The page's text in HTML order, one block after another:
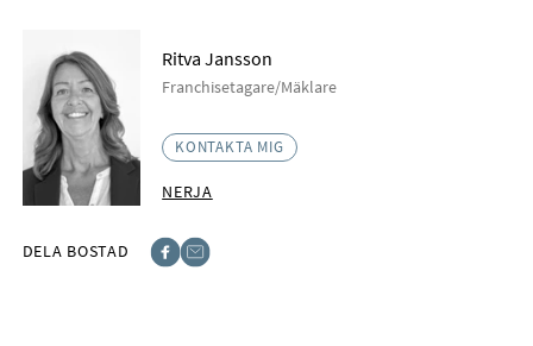
Ritva Jansson
Franchisetagare/Mäklare
KONTAKTA MIG
NERJA
DELA BOSTAD